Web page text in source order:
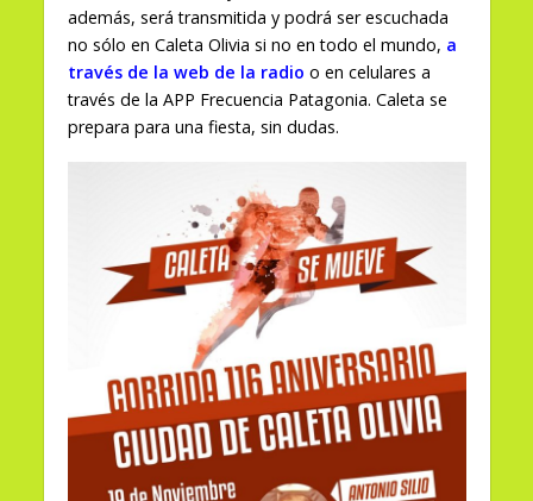
además, será transmitida y podrá ser escuchada
no sólo en Caleta Olivia si no en todo el mundo, a
través de la web de la radio o en celulares a
través de la APP Frecuencia Patagonia. Caleta se
prepara para una fiesta, sin dudas.